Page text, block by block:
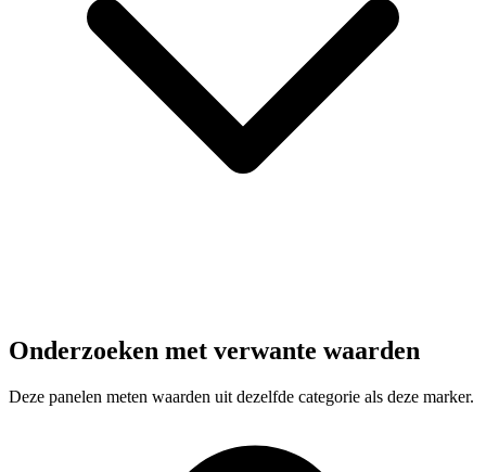
Onderzoeken met verwante waarden
Deze panelen meten waarden uit dezelfde categorie als deze marker.